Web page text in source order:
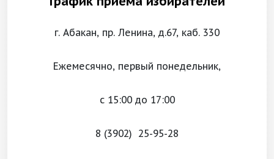
г. Абакан, пр. Ленина, д.67, каб. 330
Ежемесячно, первый понедельник,
с 15:00 до 17:00
8 (3902) 25-95-28